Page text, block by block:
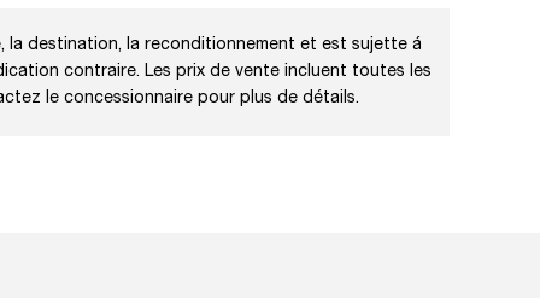
la destination, la reconditionnement et est sujette á
contraire. Les prix de vente incluent toutes les
le concessionnaire pour plus de détails.